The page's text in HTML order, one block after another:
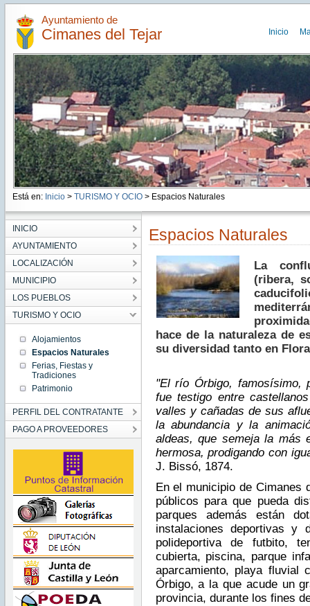
Ayuntamiento de
Cimanes del Tejar Inicio
Está en: Inicio > TURISMO Y OCIO> Espacios Naturales
INICIO
AYUNTAMIENTO
LOCALIZACIÓN
MUNICIPIO
LOS PUEBLOS
TURISMO Y OCIO
Alojamientos
Espacios Naturales
Ferias, Fiestas y
Tradiciones
Patrimonio
PERFIL DEL CONTRATANTE
PAGO A PROVEEDORES
Espacios Naturales
La
(ribera,
hace de la naturaleza de
su diversidad tanto en
"El río Órbigo, famosísimo,
fue testigo entre
valles y cañadas de sus
la abundancia y la
aldeas, que semeja la más
hermosa, prodigando con
J. Bissó, 1874.
En el municipio de Cimanes
públicos para que pueda
parques además están
instalaciones deportivas y
polideportiva de futbito,
cubierta, piscina, parque
aparcamiento, playa fluvial
Órbigo, a la que acude un
provincia, durante los fines